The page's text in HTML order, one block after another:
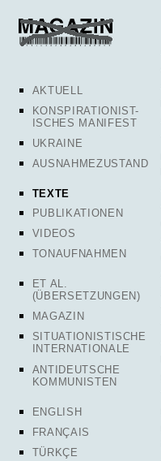
AKTUELL
KONSPIRATIONIST-
ISCHES MANIFEST
UKRAINE
AUSNAHMEZUSTAND
TEXTE
PUBLIKATIONEN
VIDEOS
TONAUFNAHMEN
ET AL.
(ÜBERSETZUNGEN)
MAGAZIN
SITUATIONISTISCHE
INTERNATIONALE
ANTIDEUTSCHE
KOMMUNISTEN
ENGLISH
FRANÇAIS
TÜRKÇE